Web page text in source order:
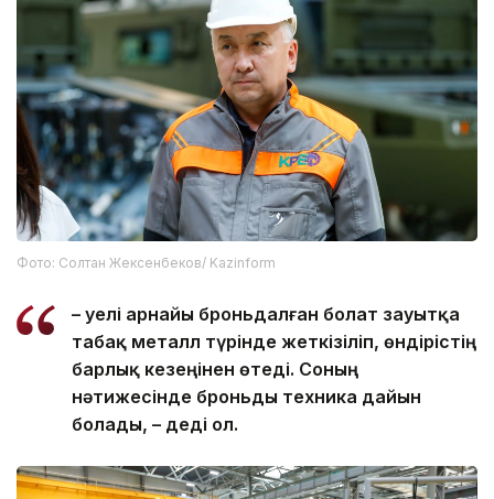
Фото: Солтан Жексенбеков/ Kazinform
– Әуелі арнайы броньдалған болат зауытқа
табақ металл түрінде жеткізіліп, өндірістің
барлық кезеңінен өтеді. Соның
нәтижесінде броньды техника дайын
болады, – деді ол.